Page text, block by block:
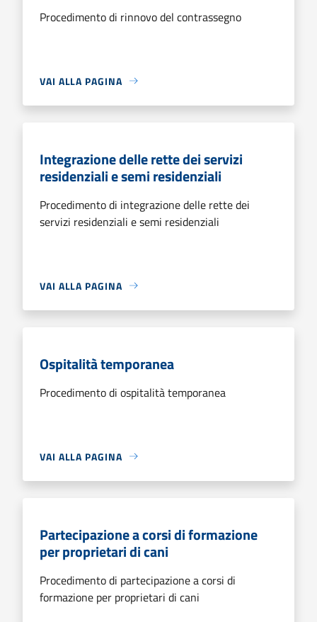
Procedimento di rinnovo del contrassegno
VAI ALLA PAGINA
Integrazione delle rette dei servizi
residenziali e semi residenziali
Procedimento di integrazione delle rette dei
servizi residenziali e semi residenziali
VAI ALLA PAGINA
Ospitalità temporanea
Procedimento di ospitalità temporanea
VAI ALLA PAGINA
Partecipazione a corsi di formazione
per proprietari di cani
Procedimento di partecipazione a corsi di
formazione per proprietari di cani